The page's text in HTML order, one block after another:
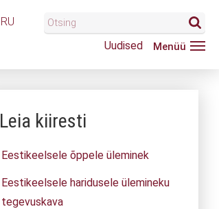
RU
Uudised
Leia kiiresti
Eestikeelsele õppele üleminek
Eestikeelsele haridusele ülemineku
tegevuskava